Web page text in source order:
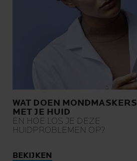
WAT DOEN MONDMASKERS
MET JE HUID
EN HOE LOS JE DEZE
HUIDPROBLEMEN OP?
BEKIJKEN